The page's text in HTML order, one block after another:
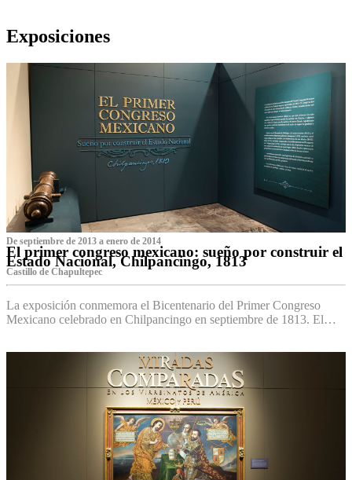
Exposiciones
De septiembre de 2013 a enero de 2014
El primer congreso mexicano: sueño por construir el
Estado Nacional, Chilpancingo, 1813
Castillo de Chapultepec
La exposición conmemora el Bicentenario del Primer Congreso
Mexicano celebrado en Chilpancingo en septiembre de 1813. El…